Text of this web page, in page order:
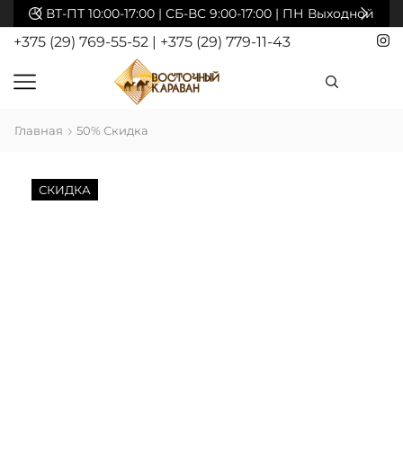
ВТ-ПТ 10:00-17:00 | СБ-ВС 9:00-17:00 | ПН Выходной
+375 (29) 769-55-52 | +375 (29) 779-11-43
Главная 50% Скидка
СКИДКА